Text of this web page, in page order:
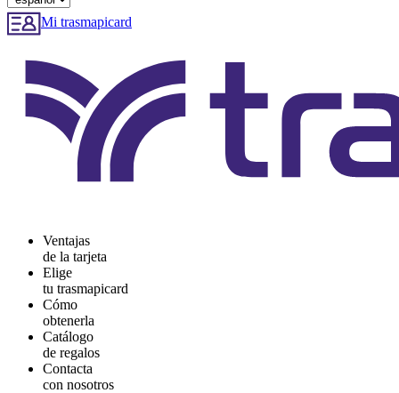
Mi trasmapicard
Ventajas
de la tarjeta
Elige
tu trasmapicard
Cómo
obtenerla
Catálogo
de regalos
Contacta
con nosotros